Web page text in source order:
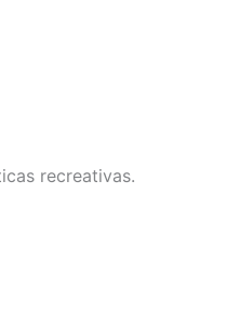
recreativas.